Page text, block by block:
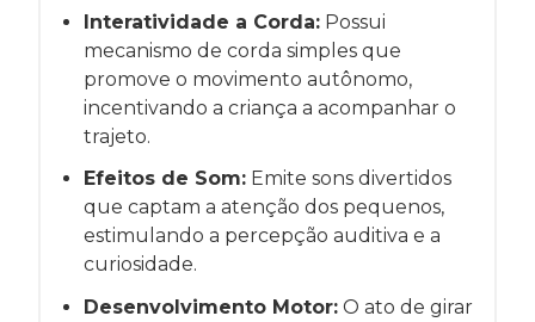
Interatividade a Corda: Possui
mecanismo de corda simples que
promove o movimento autônomo,
incentivando a criança a acompanhar o
trajeto.
Efeitos de Som: Emite sons divertidos
que captam a atenção dos pequenos,
estimulando a percepção auditiva e a
curiosidade.
Desenvolvimento Motor: O ato de girar